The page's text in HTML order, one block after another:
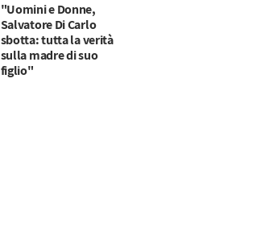
"Uomini e Donne,
Salvatore Di Carlo
sbotta: tutta la verità
sulla madre di suo
figlio"